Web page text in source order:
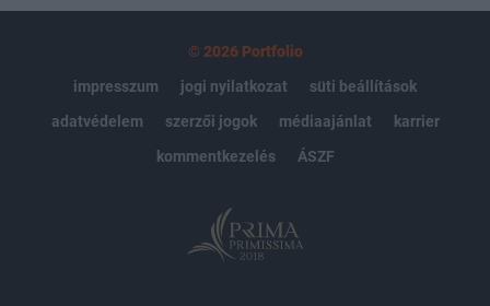
© 2026 Portfolio
impresszum
jogi nyilatkozat
süti beállítások
adatvédelem
szerzői jogok médiaajánlat
karrier
kommentkezelés
ÁSZF